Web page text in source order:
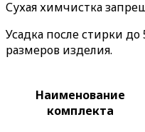
Сухая химчистка
Усадка после стирки до
размеров изделия.
Наименование
комплекта